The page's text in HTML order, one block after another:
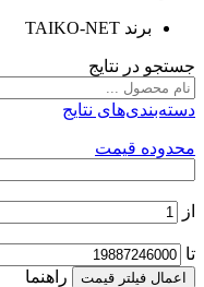
برند TAIKO-NET
جستجو در نتایج
دسته‌بندی‌های نتایج
محدوده قیمت
از
تا
اعمال فیلتر قیمت
راهنما